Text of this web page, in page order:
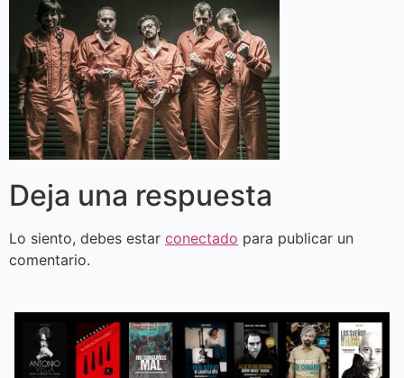
Deja una respuesta
Lo siento, debes estar conectado para publicar un
comentario.